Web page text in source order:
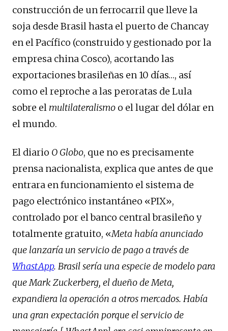
construcción de un ferrocarril que lleve la
soja desde Brasil hasta el puerto de Chancay
en el Pacífico (construido y gestionado por la
empresa china Cosco), acortando las
exportaciones brasileñas en 10 días…, así
como el reproche a las peroratas de Lula
sobre el multilateralismo o el lugar del dólar en
el mundo.
El diario O Globo, que no es precisamente
prensa nacionalista, explica que antes de que
entrara en funcionamiento el sistema de
pago electrónico instantáneo «PIX»,
controlado por el banco central brasileño y
totalmente gratuito, «Meta había anunciado
que lanzaría un servicio de pago a través de
WhastApp. Brasil sería una especie de modelo para
que Mark Zuckerberg, el dueño de Meta,
expandiera la operación a otros mercados. Había
una gran expectación porque el servicio de